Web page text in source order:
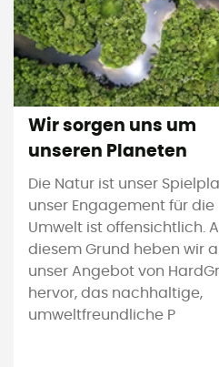
Wir sorgen uns um
unseren Planeten
Die Natur ist unser
unser Engagement für die
Umwelt ist offensichtlich.
diesem Grund heben wir
unser Angebot von
hervor, das nachhaltige,
umweltfreundliche P